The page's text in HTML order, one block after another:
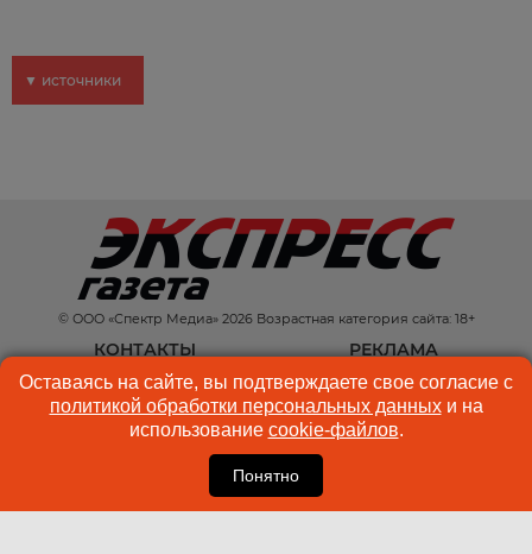
▼ источники
© ООО «Спектр Медиа» 2026 Возрастная категория сайта: 18+
КОНТАКТЫ
РЕКЛАМА
КУКИ-ФАЙЛЫ
ПОЛЬЗОВАТЕЛЬСКОЕ
СОГЛАШЕНИЕ
Оставаясь на сайте, вы подтверждаете свое согласие с
политикой обработки персональных данныхи на
использование cookie-файлов.
Понятно